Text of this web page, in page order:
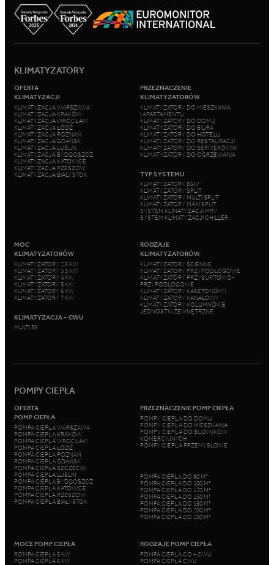
KLIMATYZATORY
OFERTA
KLIMATYZACJI
KLIMATYZACJA WARSZAWA
KLIMATYZACJA KRAKÓW
KLIMATYZACJA WROCŁAW
KLIMATYZACJA ŁÓDŹ
KLIMATYZACJA POZNAŃ
KLIMATYZACJA GDAŃSK
KLIMATYZACJA LUBLIN
KLIMATYZACJA BYDGOSZCZ
KLIMATYZACJA KATOWICE
KLIMATYZACJA RZESZÓW
KLIMATYZACJA BIAŁYSTOK
PRZEZNACZENIE
KLIMATYZATORÓW
KLIMATYZATORY DO MIESZKANIA
I APARTAMENTU
KLIMATYZATORY DO DOMU
KLIMATYZATORY DO BIURA
KLIMATYZATORY DO HOTELU
KLIMATYZATORY DO RESTAURACJI
KLIMATYZATORY DO SERWEROWNI
KLIMATYZATORY DO OGRZEWANIA
TYP SYSTEMU
KLIMATYZATORY B&W
KLIMATYZATORY SPLIT
KLIMATYZATORY MULTI SPLIT
KLIMATYZATORY MAXI SPLIT
SYSTEM KLIMATYZACJI MRV
SYSTEM KLIMATYZACJI CHILLER
MOC
KLIMATYZATORÓW
KLIMATYZATORY 2,5 KW
KLIMATYZATORY 3,5 KW
KLIMATYZATORY 4 KW
KLIMATYZATORY 5 KW
KLIMATYZATORY 6 KW
KLIMATYZATORY 7 KW
KLIMATYZACJA – CWU
MULTI 3S
RODZAJE
KLIMATYZATORÓW
KLIMATYZATORY ŚCIENNE
KLIMATYZATORY PRZYPODŁOGOWE
KLIMATYZATORY PRZYSUFITOWO-
PRZYPODŁOGOWE
KLIMATYZATORY KASETONOWY
KLIMATYZATORY KANAŁOWY
KLIMATYZATORY KOLUMNOWE
JEDNOSTKI ZEWNĘTRZNE
POMPY CIEPŁA
OFERTA
POMP CIEPŁA
POMPA CIEPŁA WARSZAWA
POMPA CIEPŁA KRAKÓW
POMPA CIEPŁA WROCŁAW
POMPA CIEPŁA ŁÓDŹ
POMPA CIEPŁA POZNAŃ
POMPA CIEPŁA GDAŃSK
POMPA CIEPŁA SZCZECIN
POMPA CIEPŁA LUBLIN
POMPA CIEPŁA BYDGOSZCZ
POMPA CIEPŁA KATOWICE
POMPA CIEPŁA RZESZÓW
POMPA CIEPŁA BIAŁYSTOK
PRZEZNACZENIE POMP CIEPŁA
POMPY CIEPŁA DO DOMU
POMPY CIEPŁA DO MIESZKANIA
POMPY CIEPŁA DO BUDYNKÓW
KOMERCYJNYCH
POMPY CIEPŁA PRZEMYSŁOWE
POMPA CIEPŁA DO 80 M²
POMPA CIEPŁA DO 100 M²
POMPA CIEPŁA DO 120 M²
POMPA CIEPŁA DO 150 M²
POMPA CIEPŁA DO 180 M²
POMPA CIEPŁA DO 200 M²
POMPA CIEPŁA DO 250 M²
MOCE POMP CIEPŁA
POMPA CIEPŁA 5 KW
POMPA CIEPŁA 6 KW
RODZAJE POMP CIEPŁA
POMPA CIEPŁA CO + CWU
POMPA CIEPŁA CWU